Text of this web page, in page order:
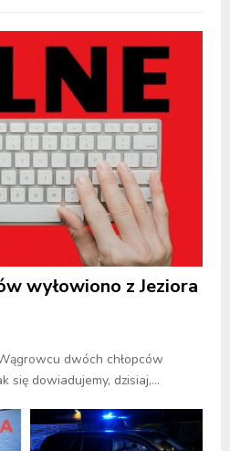
wyłowiono z Jeziora
dwóch chłopców
się dowiadujemy, dzisiaj,...